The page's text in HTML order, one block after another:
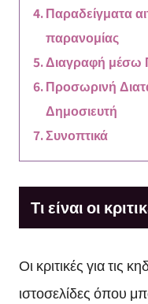
Παραδείγματα
παρανομίας
Διαγραφή μέσω
Προσωρινή
Δημοσιευτή
Συνοπτικά
Τι είναι οι
Οι κριτικές για τις
ιστοσελίδες όπου